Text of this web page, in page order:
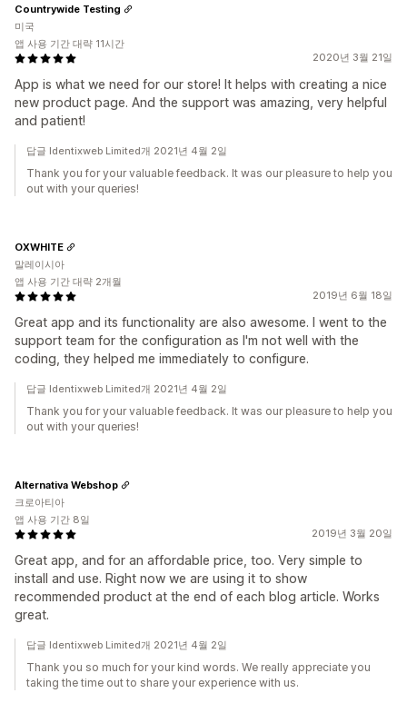
2020년 3월 21일
App is what we need for our store! It helps with creating a nice
new product page. And the support was amazing, very helpful
and patient!
Countrywide Testing
미국
앱 사용 기간 대략 11시간
답글 Identixweb Limited개 2021년 4월 2일
Thank you for your valuable feedback. It was our pleasure to help you
out with your queries!
2019년 6월 18일
Great app and its functionality are also awesome. I went to the
support team for the configuration as I'm not well with the
coding, they helped me immediately to configure.
OXWHITE
말레이시아
앱 사용 기간 대략 2개월
답글 Identixweb Limited개 2021년 4월 2일
Thank you for your valuable feedback. It was our pleasure to help you
out with your queries!
2019년 3월 20일
Great app, and for an affordable price, too. Very simple to
install and use. Right now we are using it to show
recommended product at the end of each blog article. Works
great.
Alternativa Webshop
크로아티아
앱 사용 기간 8일
답글 Identixweb Limited개 2021년 4월 2일
Thank you so much for your kind words. We really appreciate you
taking the time out to share your experience with us.